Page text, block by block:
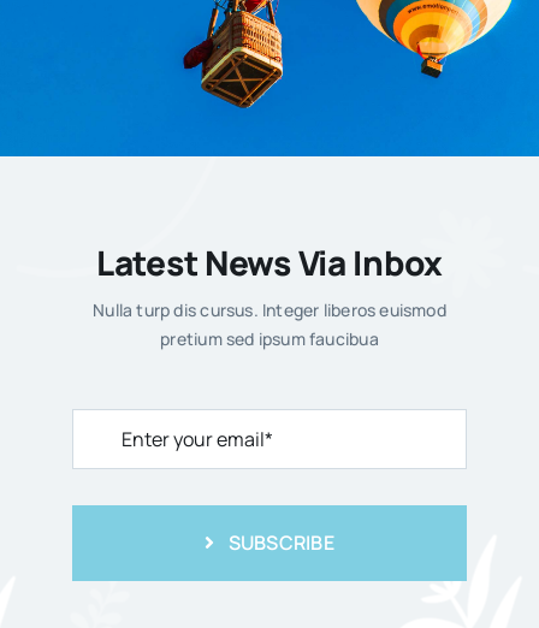
Con Riesgo De Legionella
Elementum nulla turpis cursus. Integer liberos
kusto euismod aene pretium faucibus ...
Latest News Via Inbox
Nulla turp dis cursus. Integer liberos euismod
pretium sed ipsum faucibua
SUBSCRIBE